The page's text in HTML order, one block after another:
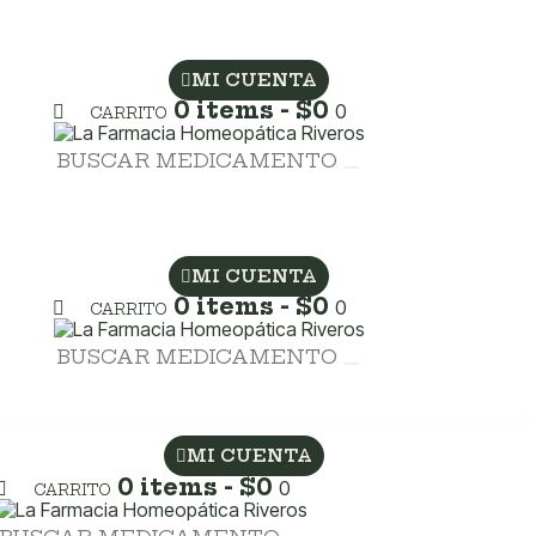
MI CUENTA
CARRITO 0 items-$0 0
MI CUENTA
CARRITO 0 items-$0 0
MI CUENTA
CARRITO 0 items - $0 0